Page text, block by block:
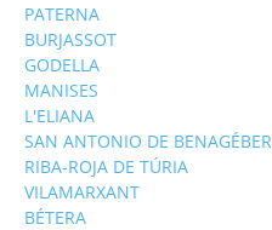
PATERNA
BURJASSOT
GODELLA
MANISES
L'ELIANA
SAN ANTONIO DE BENAGÉBER
RIBA-ROJA DE TÚRIA
VILAMARXANT
BÉTERA